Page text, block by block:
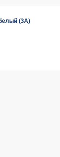
(3A)